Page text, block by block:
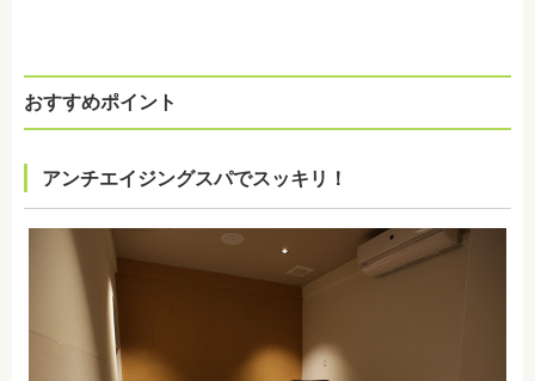
おすすめポイント
アンチエイジングスパでスッキリ！